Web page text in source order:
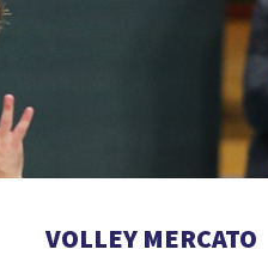
VOLLEY MERCATO